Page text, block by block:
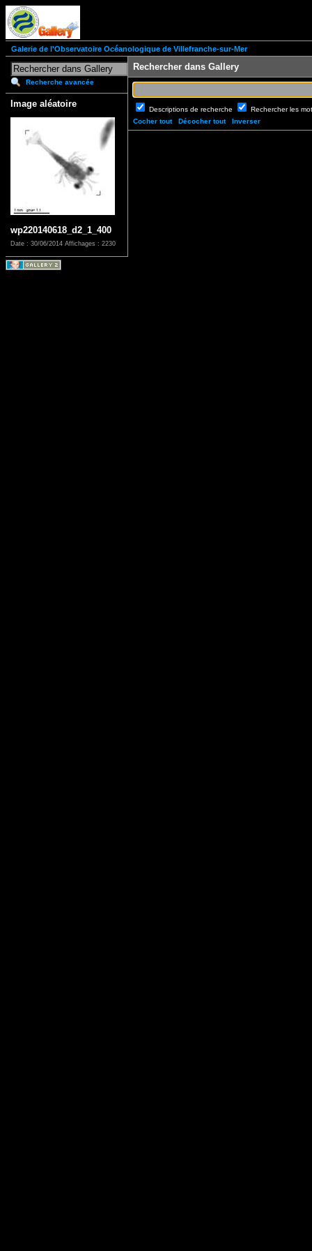
Galerie de l'Observatoire Océanologique de Villefranche-sur-Mer
Recherche avancée
Image aléatoire
wp220140618_d2_1_400
Date : 30/06/2014 Affichages : 2230
Rechercher dans Gallery
Descriptions de recherche
Rechercher les
Cocher tout
Décocher tout Inverser